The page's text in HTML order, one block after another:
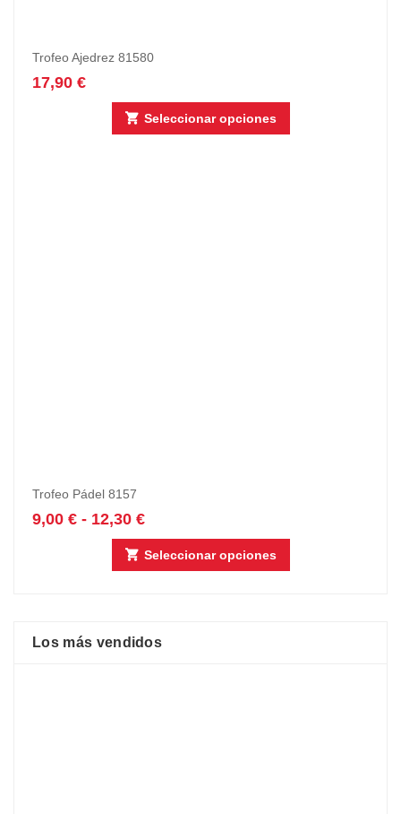
Trofeo Ajedrez 81580
17,90 €
Seleccionar opciones
Trofeo Pádel 8157
9,00 € - 12,30 €
Seleccionar opciones
Los más vendidos